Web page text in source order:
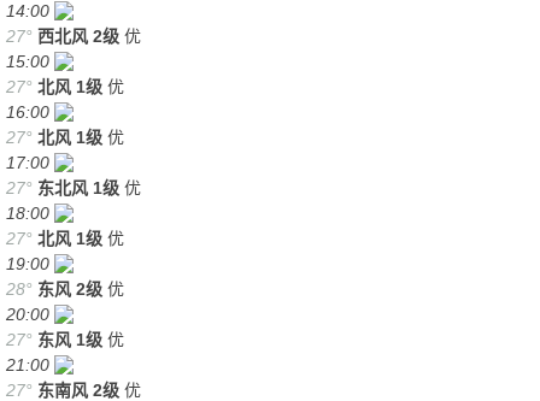
14:00
27° 西北风 2级 优
15:00
27° 北风 1级 优
16:00
27° 北风 1级 优
17:00
27° 东北风 1级 优
18:00
27° 北风 1级 优
19:00
28° 东风 2级 优
20:00
27° 东风 1级 优
21:00
27° 东南风 2级 优